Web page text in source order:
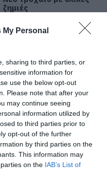
Personal
sharing to third parties, or
information for
use the below opt-out
Please note that after your
may continue seeing
information utilized by
to third parties prior to
opt-out of the further
by third parties on the
This information may
on the IAB’s List of
τη
Το
ζημιές
Τραγική κατάληξη είχε
η θαλάσσια εκδρομή
για 57χρονο τουρίστα